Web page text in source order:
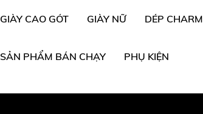
GIÀY CAO GÓT GIÀY NỮ DÉP CHARM
SẢN PHẨM BÁN CHẠY PHỤ KIỆN